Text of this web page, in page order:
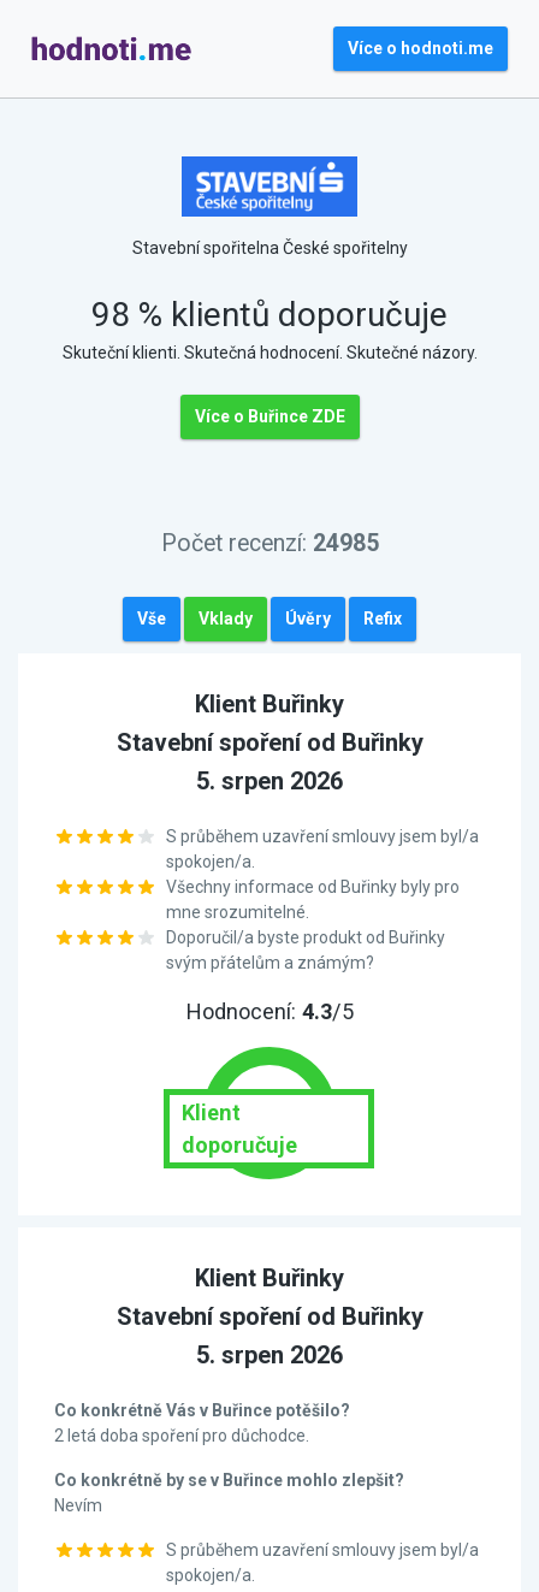
Více o hodnoti.me
Stavební spořitelna České spořitelny
98 % klientů doporučuje
Skuteční klienti. Skutečná hodnocení. Skutečné názory.
Více o Buřince ZDE
Počet recenzí: 24985
Vše Vklady Úvěry Refix
Klient Buřinky
Stavební spoření od Buřinky
5. srpen 2026
S průběhem uzavření smlouvy jsem byl/a
spokojen/a.
Všechny informace od Buřinky byly pro
mne srozumitelné.
Doporučil/a byste produkt od Buřinky
svým přátelům a známým?
Hodnocení: 4.3/5
Klient
doporučuje
Klient Buřinky
Stavební spoření od Buřinky
5. srpen 2026
Co konkrétně Vás v Buřince potěšilo?
2 letá doba spoření pro důchodce.
Co konkrétně by se v Buřince mohlo zlepšit?
Nevím
S průběhem uzavření smlouvy jsem byl/a
spokojen/a.